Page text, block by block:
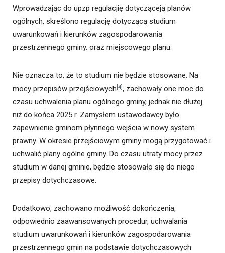
Wprowadzając do upzp regulacjię dotycząceją planów
ogólnych, skreślono regulację dotyczącą studium
uwarunkowań i kierunków zagospodarowania
przestrzennego gminy. oraz miejscowego planu.
Nie oznacza to, że to studium nie będzie stosowane. Na
mocy przepisów przejściowych [4], zachowały one moc do
czasu uchwalenia planu ogólnego gminy, jednak nie dłużej
niż do końca 2025 r. Zamysłem ustawodawcy było
zapewnienie gminom płynnego wejścia w nowy system
prawny. W okresie przejściowym gminy mogą przygotować i
uchwalić plany ogólne gminy. Do czasu utraty mocy przez
studium w danej gminie, będzie stosowało się do niego
przepisy dotychczasowe.
Dodatkowo, zachowano możliwość dokończenia,
odpowiednio zaawansowanych procedur, uchwalania
studium uwarunkowań i kierunków zagospodarowania
przestrzennego gmin na podstawie dotychczasowych